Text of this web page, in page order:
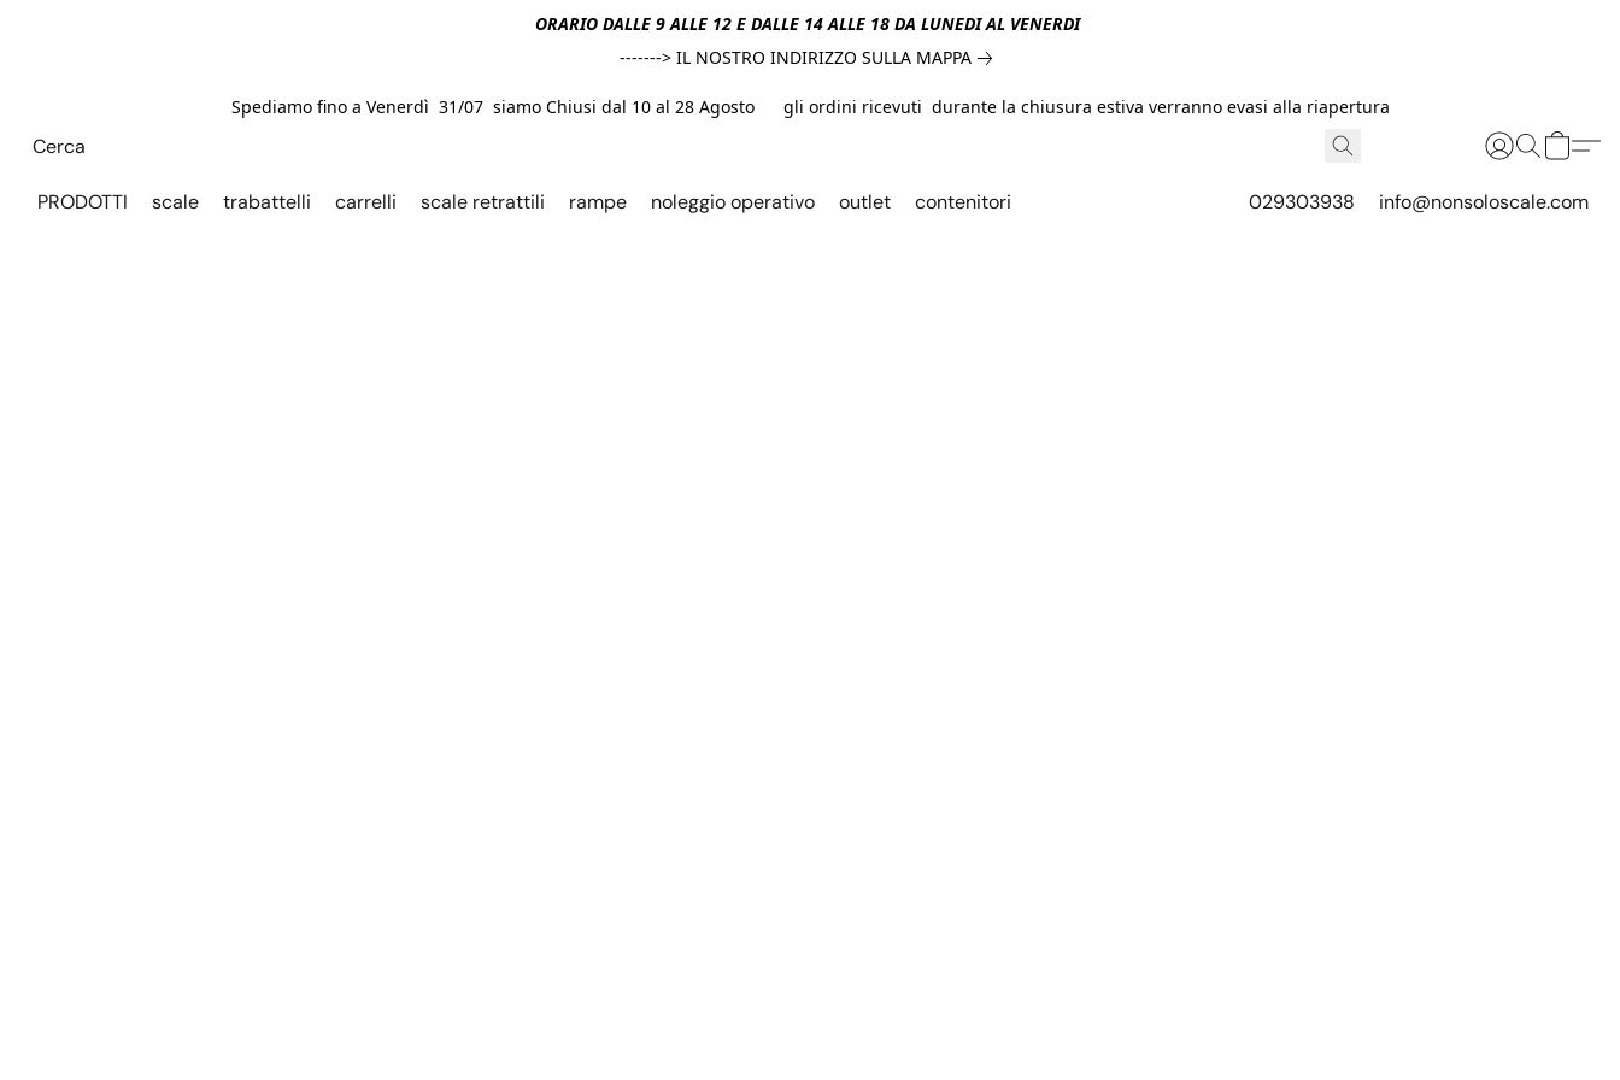
ORARIO DALLE 9 ALLE 12 E DALLE 14 ALLE 18 DA LUNEDI AL VENERDI
-------> IL NOSTRO INDIRIZZO SULLA MAPPA
Spediamo fino a Venerdì 31/07 siamo Chiusi dal 10 al 28 Agosto gli ordini ricevuti durante la chiusura estiva verranno evasi alla riapertura
PRODOTTI scale trabattelli carrelli scale retrattili rampe noleggio operativo outlet contenitori 029303938 info@nonsoloscale.com